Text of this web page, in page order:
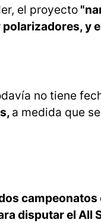
el proyecto
y
no tiene
a medida que
campeonatos
disputar el All